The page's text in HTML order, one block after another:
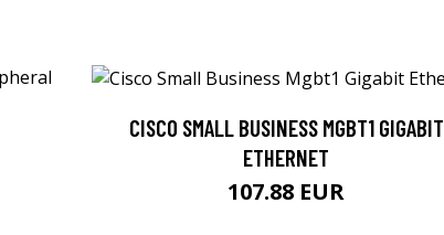
CISCO SMALL BUSINESS MGBT1 GIGABIT
ETHERNET
107.88 EUR